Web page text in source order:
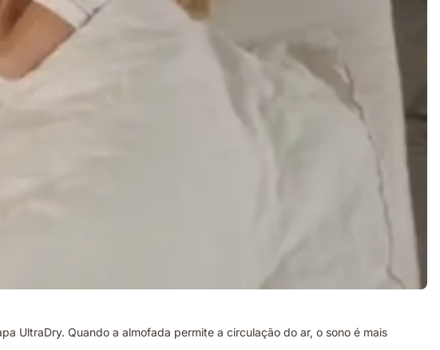
UltraDry. Quando a almofada permite a circulação do ar, o sono é mais